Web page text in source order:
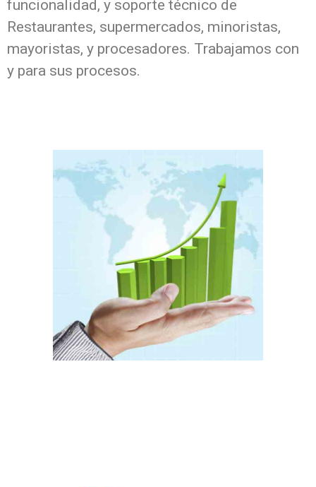
funcionalidad, y soporte técnico de
Restaurantes, supermercados, minoristas,
mayoristas, y procesadores. Trabajamos con
y para sus procesos.